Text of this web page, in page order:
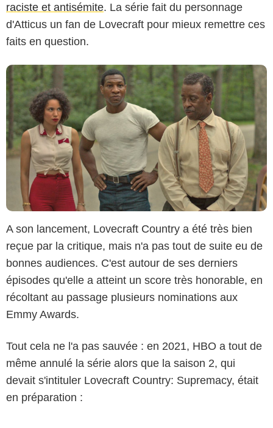
raciste et antisémite. La série fait du personnage
d'Atticus un fan de Lovecraft pour mieux remettre ces
faits en question.
A son lancement, Lovecraft Country a été très bien
reçue par la critique, mais n'a pas tout de suite eu de
bonnes audiences. C'est autour de ses derniers
épisodes qu'elle a atteint un score très honorable, en
récoltant au passage plusieurs nominations aux
Emmy Awards.
Tout cela ne l'a pas sauvée : en 2021, HBO a tout de
même annulé la série alors que la saison 2, qui
devait s'intituler Lovecraft Country: Supremacy, était
en préparation :